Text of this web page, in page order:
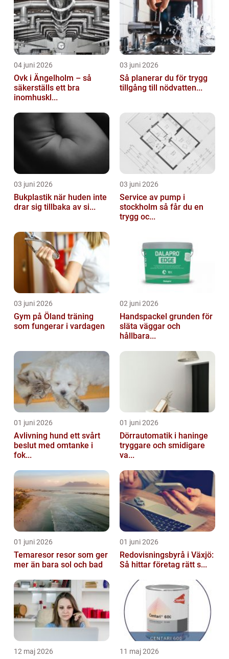
04 juni 2026
Ovk i Ängelholm – så
säkerställs ett bra
inomhuskl...
03 juni 2026
Så planerar du för trygg
tillgång till nödvatten...
03 juni 2026
Bukplastik när huden inte
drar sig tillbaka av si...
03 juni 2026
Service av pump i
stockholm så får du en
trygg oc...
03 juni 2026
Gym på Öland träning
som fungerar i vardagen
02 juni 2026
Handspackel grunden för
släta väggar och
hållbara...
01 juni 2026
Avlivning hund ett svårt
beslut med omtanke i
fok...
01 juni 2026
Dörrautomatik i haninge
tryggare och smidigare
va...
01 juni 2026
Temaresor resor som ger
mer än bara sol och bad
01 juni 2026
Redovisningsbyrå i Växjö:
Så hittar företag rätt s...
12 maj 2026 11 maj 2026